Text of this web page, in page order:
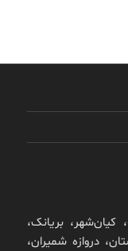
کیان‌شهر، بریانک،
دروازه شمیران،